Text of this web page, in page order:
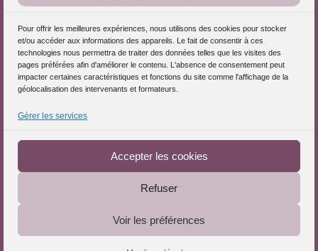
Pour offrir les meilleures expériences, nous utilisons des cookies pour stocker
et/ou accéder aux informations des appareils. Le fait de consentir à ces
technologies nous permettra de traiter des données telles que les visites des
pages préférées afin d'améliorer le contenu. L'absence de consentement peut
impacter certaines caractéristiques et fonctions du site comme l'affichage de la
géolocalisation des intervenants et formateurs.
Gérer les services
Accepter les cookies
Refuser
Voir les préférences
S'inscrire dans l'Annuaire
Publiez vos formations
Charte déontologique
Le Portail de l'Analyse des Pratiques © 2025 - Tous droits